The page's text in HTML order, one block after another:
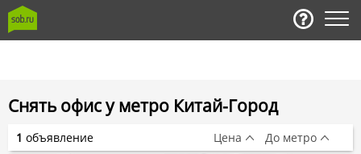
Снять офис у метро Китай-Город
1 объявление Цена До метро